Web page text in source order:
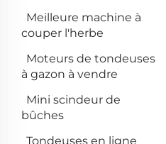
Meilleure machine à
couper l'herbe
Moteurs de tondeuses
à gazon à vendre
Mini scindeur de
bûches
Tondeuses en ligne